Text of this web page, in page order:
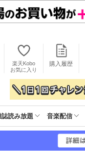
楽天Kobo
お気に入り
購入履歴
誌読み放題 音楽配信